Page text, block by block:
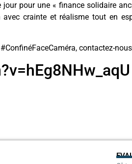
pour une « finance solidaire
crainte et réalisme tout en
contactez-